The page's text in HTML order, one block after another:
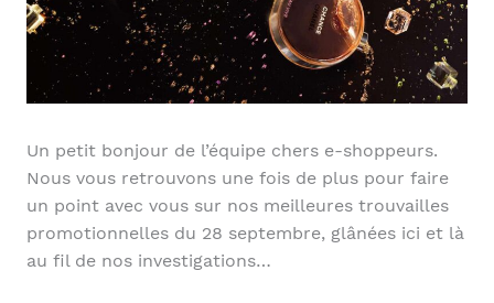
Un petit bonjour de l’équipe chers e-shoppeurs.
Nous vous retrouvons une fois de plus pour faire
un point avec vous sur nos meilleures trouvailles
promotionnelles du 28 septembre, glânées ici et là
au fil de nos investigations…